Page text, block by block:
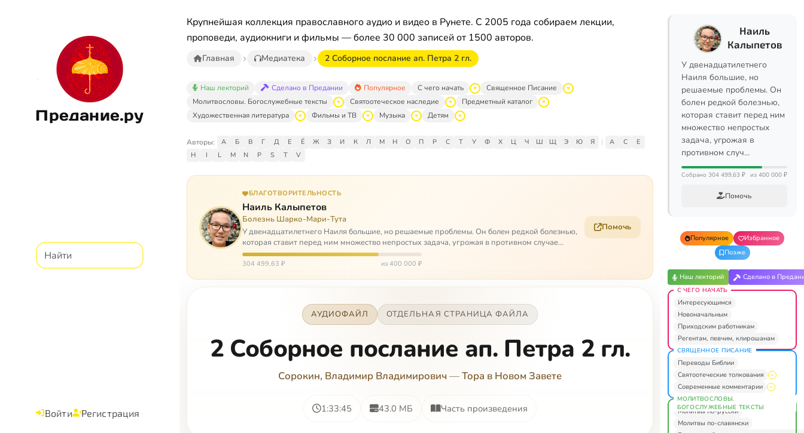
Предание.ру
Войти Регистрация
Крупнейшая коллекция православного аудио и видео в Рунете. С 2005 года собираем лекции,
проповеди, аудиокниги и фильмы — более 30 000 записей от 1500 авторов.
Главная Медиатека 2 Соборное послание ап. Петра 2 гл.
Наш лекторий Сделано в Предании Популярное С чего начать
Священное Писание
Молитвословы. Богослужебные тексты
Святоотеческое наследие
Предметный каталог
Художественная литература
Фильмы и ТВ Музыка Детям
Авторы: А Б В Г Д Е Ё Ж З И К Л М Н О П Р С Т У Ф Х Ц Ч Ш Щ Э Ю Я | A C
E
H
I L M N P S T V
БЛАГОТВОРИТЕЛЬНОСТЬ
Наиль Калыпетов
Болезнь Шарко-Мари-Тута
У двенадцатилетнего Наиля большие, но решаемые проблемы. Он болен редкой болезнью,
которая ставит перед ним множество непростых задача, угрожая в противном случае
парализацией и да…
304 499,63 ₽ из 400 000 ₽
Помочь
АУДИОФАЙЛ ОТДЕЛЬНАЯ СТРАНИЦА ФАЙЛА
2 Соборное послание ап. Петра 2 гл.
Сорокин, Владимир Владимирович—Тора в Новом Завете
1:33:45 43.0 МБ Часть произведения
Наиль
Калыпетов
У двенадцатилетнего
Наиля большие, но
решаемые проблемы. Он
болен редкой болезнью,
которая ставит перед ним
множество непростых
задача, угрожая в
противном случ…
Собрано 304 499,63 ₽ из 400 000 ₽
Помочь
Популярное
Избранное
Позже
Наш лекторий Сделано в
С ЧЕГО НАЧАТЬ
Интересующимся
Новоначальным
Приходским работникам
Регентам, певчим, клирошанам
СВЯЩЕННОЕ ПИСАНИЕ
Переводы Библии
Святоотеческие толкования
Современные комментарии
МОЛИТВОСЛОВЫ.
БОГОСЛУЖЕБНЫЕ ТЕКСТЫ
Молитвы по-русски
Молитвы по-славянски